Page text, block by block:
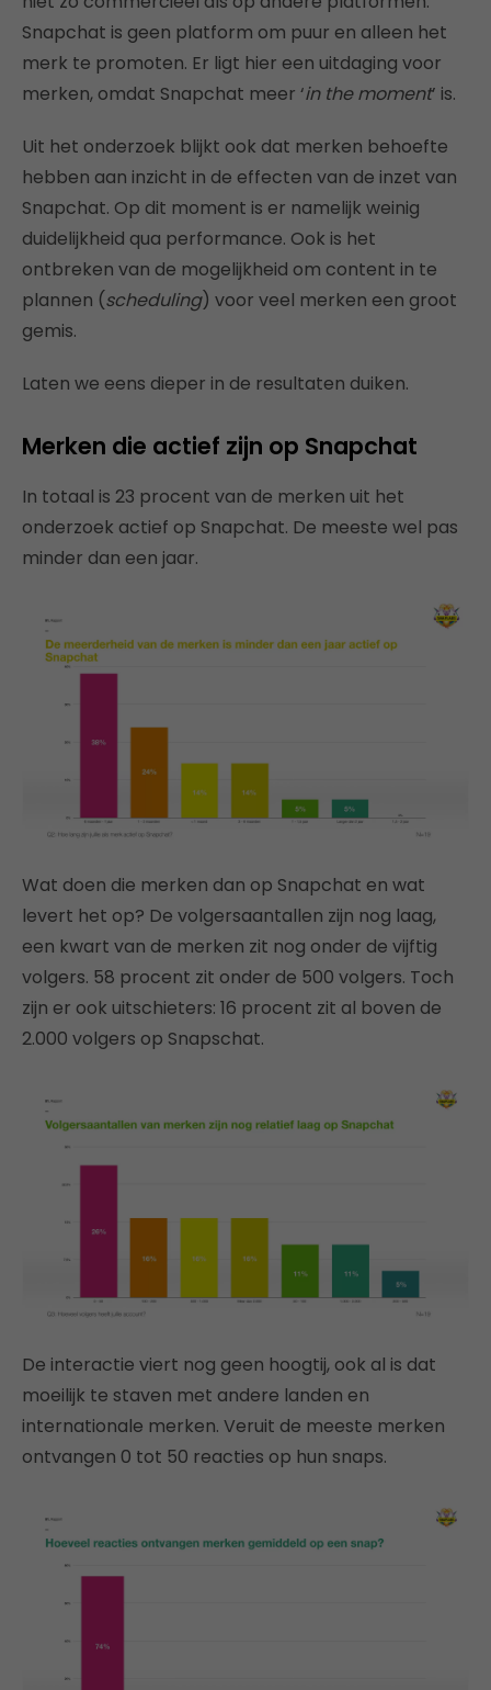
Snapchat is geen platform om puur en alleen het
merk te promoten. Er ligt hier een uitdaging voor
merken, omdat Snapchat meer ‘in the moment’ is.
Uit het onderzoek blijkt ook dat merken behoefte
hebben aan inzicht in de effecten van de inzet van
Snapchat. Op dit moment is er namelijk weinig
duidelijkheid qua performance. Ook is het
ontbreken van de mogelijkheid om content in te
plannen (scheduling) voor veel merken een groot
gemis.
Laten we eens dieper in de resultaten duiken.
Merken die actief zijn op Snapchat
In totaal is 23 procent van de merken uit het
onderzoek actief op Snapchat. De meeste wel pas
minder dan een jaar.
Wat doen die merken dan op Snapchat en wat
levert het op? De volgersaantallen zijn nog laag,
een kwart van de merken zit nog onder de vijftig
volgers. 58 procent zit onder de 500 volgers. Toch
zijn er ook uitschieters: 16 procent zit al boven de
2.000 volgers op Snapschat.
De interactie viert nog geen hoogtij, ook al is dat
moeilijk te staven met andere landen en
internationale merken. Veruit de meeste merken
ontvangen 0 tot 50 reacties op hun snaps.